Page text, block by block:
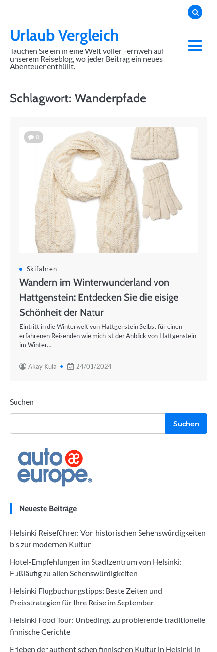
contentUrlaub Vergleich
Tauchen Sie ein in eine Welt voller Fernweh auf
unserem Reiseblog, wo jeder Beitrag ein neues
Abenteuer enthüllt.
Schlagwort: Wanderpfade
0
Skifahren
Wandern im Winterwunderland von
Hattgenstein: Entdecken Sie die eisige
Schönheit der Natur
Eintritt in die Winterwelt von Hattgenstein Selbst für einen
erfahrenen Reisenden wie mich ist der Anblick von Hattgenstein
im Winter…
Akay Kula 24/01/2024
Suchen
Suchen
Neueste Beiträge
Helsinki Reiseführer: Von historischen Sehenswürdigkeiten
bis zur modernen Kultur
Hotel-Empfehlungen im Stadtzentrum von Helsinki:
Fußläufig zu allen Sehenswürdigkeiten
Helsinki Flugbuchungstipps: Beste Zeiten und
Preisstrategien für Ihre Reise im September
Helsinki Food Tour: Unbedingt zu probierende traditionelle
finnische Gerichte
Erleben der authentischen finnischen Kultur in Helsinki in